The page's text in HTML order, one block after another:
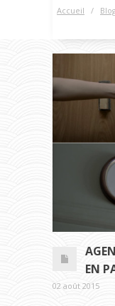
Accueil /
EN
02 août 2015